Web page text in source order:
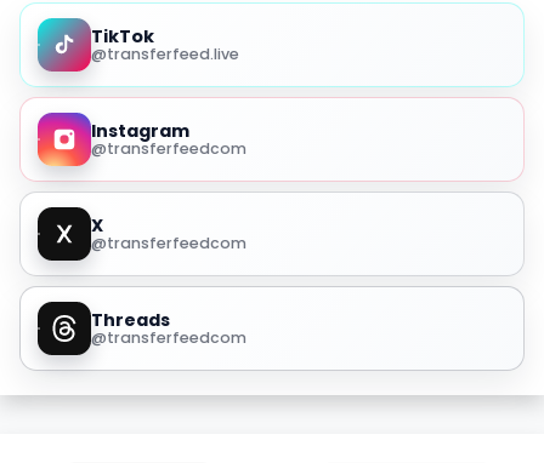
TikTok
@transferfeed.live
Instagram
@transferfeedcom
X
@transferfeedcom
Threads
@transferfeedcom